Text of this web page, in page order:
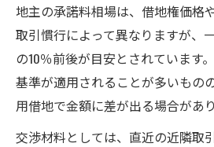
地主の承諾料相場は、借地権価格
取引慣行によって異なりますが、
の10％前後が目安とされています
基準が適用されることが多いもの
用借地で金額に差が出る場合があり
交渉材料としては、直近の近隣取